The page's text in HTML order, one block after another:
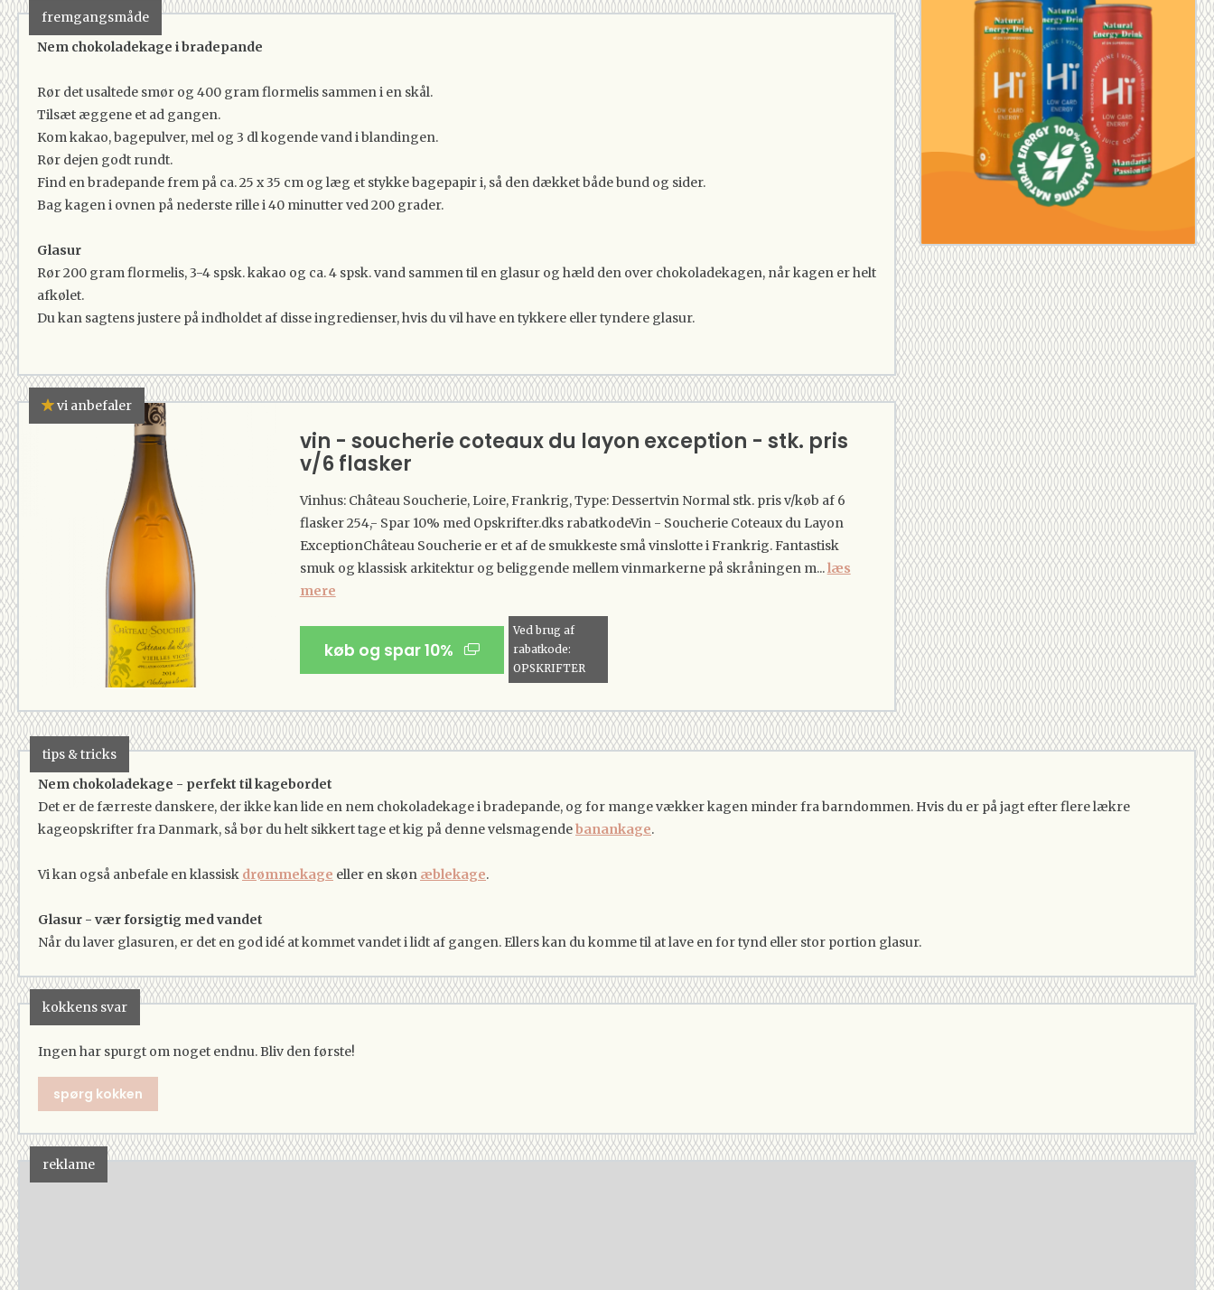
4 spskVand
fremgangsmåde
Nem chokoladekage i bradepande
Rør det usaltede smør og 400 gram flormelis sammen i en skål.
Tilsæt æggene et ad gangen.
Kom kakao, bagepulver, mel og 3 dl kogende vand i blandingen.
Rør dejen godt rundt.
Find en bradepande frem på ca. 25 x 35 cm og læg et stykke bagepapir i, så den dækket både bund og sider.
Bag kagen i ovnen på nederste rille i 40 minutter ved 200 grader.
Glasur
Rør 200 gram flormelis, 3-4 spsk. kakao og ca. 4 spsk. vand sammen til en glasur og hæld den over chokoladekagen, når kagen er helt
afkølet.
Du kan sagtens justere på indholdet af disse ingredienser, hvis du vil have en tykkere eller tyndere glasur.
vi anbefaler
vin - soucherie coteaux du layon exception - stk. pris
v/6 flasker
Vinhus: Château Soucherie, Loire, Frankrig, Type: Dessertvin Normal stk. pris v/køb af 6
flasker 254,- Spar 10% med Opskrifter.dks rabatkodeVin - Soucherie Coteaux du Layon
ExceptionChâteau Soucherie er et af de smukkeste små vinslotte i Frankrig. Fantastisk
smuk og klassisk arkitektur og beliggende mellem vinmarkerne på skråningen m...læs
mere
køb og spar 10%
Ved brug af
rabatkode:
OPSKRIFTER
tips & tricks
Nem chokoladekage - perfekt til kagebordet
Det er de færreste danskere, der ikke kan lide en nem chokoladekage i bradepande, og for mange vækker kagen minder fra barndommen. Hvis du er på jagt efter flere lækre
kageopskrifter fra Danmark, så bør du helt sikkert tage et kig på denne velsmagendebanankage.
Vi kan også anbefale en klassisk drømmekage eller en skøn æblekage.
Glasur - vær forsigtig med vandet
Når du laver glasuren, er det en god idé at kommet vandet i lidt af gangen. Ellers kan du komme til at lave en for tynd eller stor portion glasur.
kokkens svar
Ingen har spurgt om noget endnu. Bliv den første!
spørg kokken
reklame